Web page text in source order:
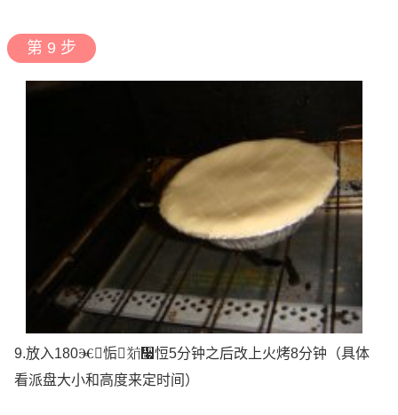
第 9 步
9.放入180Ⱗ𚄧㤧𘋧᫧㤱5分钟之后改上火烤8分钟（具体
看派盘大小和高度来定时间）